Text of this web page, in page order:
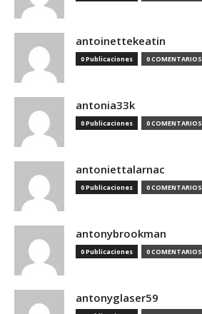
antoinettekeatin
0 Publicaciones 0 COMENTARIOS
antonia33k
0 Publicaciones 0 COMENTARIOS
antoniettalarnac
0 Publicaciones 0 COMENTARIOS
antonybrookman
0 Publicaciones 0 COMENTARIOS
antonyglaser59